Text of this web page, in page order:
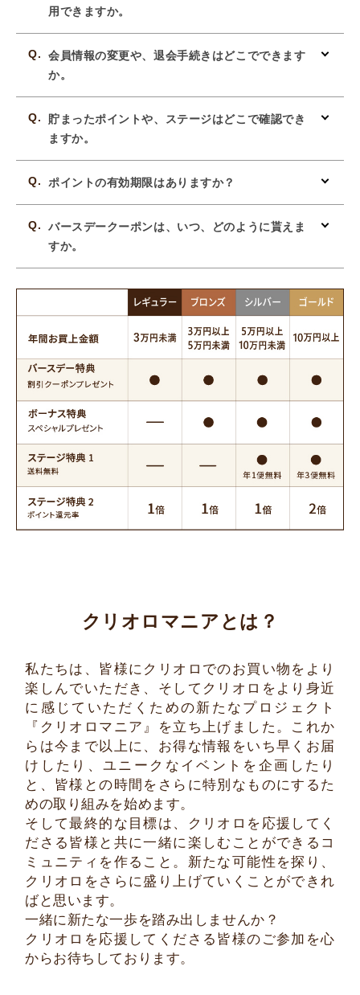
用できますか。
会員情報の変更や、退会手続きはどこでできます
か。
貯まったポイントや、ステージはどこで確認でき
ますか。
ポイントの有効期限はありますか？
バースデークーポンは、いつ、どのように貰えま
すか。
クリオロマニアとは？
私たちは、皆様にクリオロでのお買い物をより
楽しんでいただき、そしてクリオロをより身近
に感じていただくための新たなプロジェクト
『クリオロマニア』を立ち上げました。これか
らは今まで以上に、お得な情報をいち早くお届
けしたり、ユニークなイベントを企画したり
と、皆様との時間をさらに特別なものにするた
めの取り組みを始めます。
そして最終的な目標は、クリオロを応援してく
ださる皆様と共に一緒に楽しむことができるコ
ミュニティを作ること。新たな可能性を探り、
クリオロをさらに盛り上げていくことができれ
ばと思います。
一緒に新たな一歩を踏み出しませんか？
クリオロを応援してくださる皆様のご参加を心
からお待ちしております。